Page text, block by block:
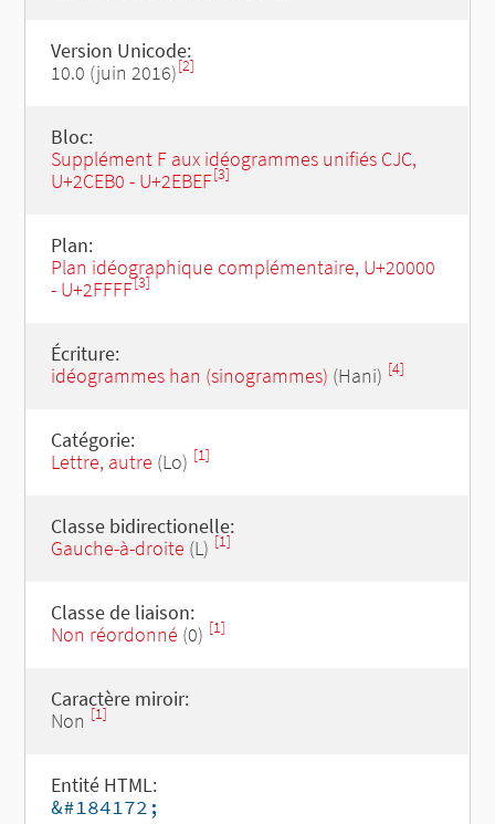
Version Unicode:
10.0 (juin 2016)[2]
Bloc:
Supplément F aux idéogrammes unifiés CJC,
U+2CEB0 - U+2EBEF[3]
Plan:
Plan idéographique complémentaire, U+20000
- U+2FFFF[3]
Écriture:
idéogrammes han (sinogrammes) (Hani) [4]
Catégorie:
Lettre, autre (Lo) [1]
Classe bidirectionelle:
Gauche-à-droite (L) [1]
Classe de liaison:
Non réordonné (0) [1]
Caractère miroir:
Non [1]
Entité HTML:
&#184172;